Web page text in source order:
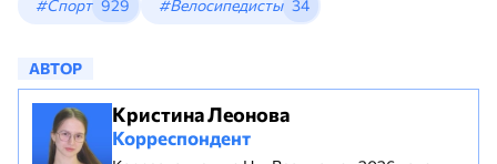
#Спорт 929 #Велосипедисты 34
АВТОР
Кристина Леонова
Корреспондент